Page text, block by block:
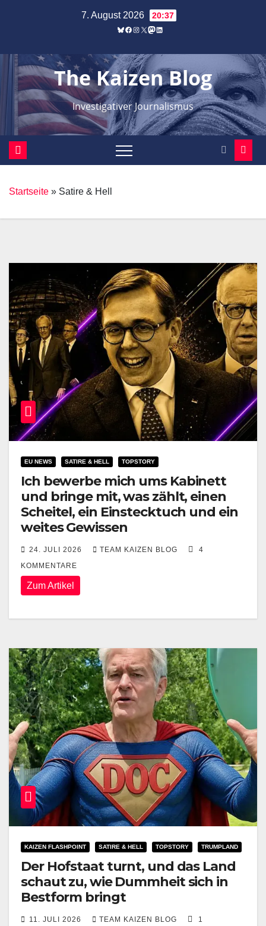
7. August 2026 20:37
Bluesky
Facebook
Instagram
X Mastodon
LinkedIn
The Kaizen Blog
Investigativer Journalismus
Startseite » Satire & Hell
EU NEWS SATIRE & HELL TOPSTORY
Ich bewerbe mich ums Kabinett
und bringe mit, was zählt, einen
Scheitel, ein Einstecktuch und ein
weites Gewissen
24. JULI 2026 TEAM KAIZEN BLOG
4
KOMMENTARE
Zum Artikel
KAIZEN FLASHPOINT SATIRE & HELL TOPSTORY TRUMPLAND
Der Hofstaat turnt, und das Land
schaut zu, wie Dummheit sich in
Bestform bringt
11. JULI 2026 TEAM KAIZEN BLOG
1